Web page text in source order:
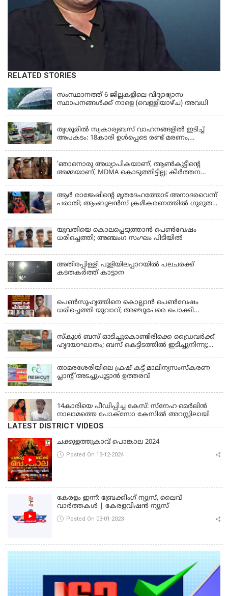
RELATED STORIES
KERALA
സംസ്ഥാനത്ത് 6 ജില്ലകളിലെ വിദ്യാഭ്യാസ
സ്ഥാപനങ്ങൾക്ക് നാളെ (വെള്ളിയാഴ്ച) അവധി
തൃശൂരിൽ സ്വകാര്യബസ് വാഹനങ്ങളില്‍ ഇടിച്ച്
അപകടം: 18കാരി ഉൾപ്പെടെ രണ്ട് മരണം,
'ഞാനൊരു അധ്യാപികയാണ്, ആണ്‍കുട്ടീന്റെ
അമ്മയാണ്‌, MDMA കൊടുത്തിട്ടില്ല; കീർത്തന
ആര്‍ രാജേഷിന്റെ മൃതദേഹത്തോട് അനാദരവെന്ന്
പരാതി; ആംബുലന്‍സ് ക്രമീകരണത്തില്‍ ഗുരുതര
ഫ്രീസര്‍ സംവിധാനം ഇല്ലാതെയെന്നും ആരോപണം
യുവതിയെ കൊലപ്പെടുത്താൻ പെൺവേഷം
ധരിച്ചെത്തി; അഞ്ചംഗ സംഘം പിടിയിൽ
അതിരപ്പിള്ളി പുളിയിലപ്പാറയിൽ പലചരക്ക്
കടതകർത്ത് കാട്ടാന
പെണ്‍സുഹൃത്തിനെ കൊല്ലാന്‍ പെണ്‍വേഷം
ധരിച്ചെത്തി യുവാവ്; അഞ്ചുപേരെ പൊക്കി
സ്കൂൾ ബസ് ഓടിച്ചുകൊണ്ടിരിക്കെ ഡ്രൈവർക്ക്
ഹൃദയാഘാതം; ബസ് കെട്ടിടത്തിൽ ഇടിച്ചുനിന്നു;
താമരശേരിയിലെ ഫ്രഷ് കട്ട് മാലിന്യസംസ്കരണ
പ്ലാന്റ് അടച്ചുപൂട്ടാൻ ഉത്തരവ്
14കാരിയെ പീഡിപ്പിച്ച കേസ്: സ്നേഹ മെർലിൻ
നാലാമത്തെ പോക്‌സോ കേസിൽ അറസ്റ്റിലായി
LATEST DISTRICT VIDEOS
ചക്കുളത്തുകാവ് പൊങ്കാല 2024
Posted On 13-12-2024
കേരളം ഇന്ന്: ബ്രേക്കിംഗ് ന്യൂസ്, ലൈവ്
വാർത്തകൾ | കേരളവിഷൻ ന്യൂസ്
Posted On 03-01-2023